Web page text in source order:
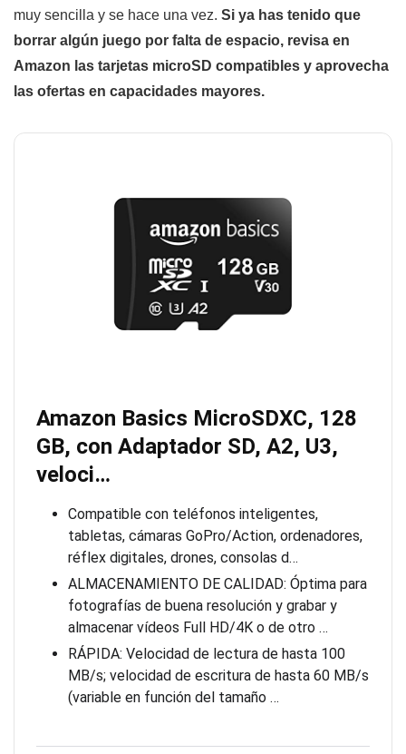
muy sencilla y se hace una vez. Si ya has tenido que
borrar algún juego por falta de espacio, revisa en
Amazon las tarjetas microSD compatibles y aprovecha
las ofertas en capacidades mayores.
Amazon Basics MicroSDXC, 128
GB, con Adaptador SD, A2, U3,
veloci…
Compatible con teléfonos inteligentes,
tabletas, cámaras GoPro/Action, ordenadores,
réflex digitales, drones, consolas d…
ALMACENAMIENTO DE CALIDAD: Óptima para
fotografías de buena resolución y grabar y
almacenar vídeos Full HD/4K o de otro …
RÁPIDA: Velocidad de lectura de hasta 100
MB/s; velocidad de escritura de hasta 60 MB/s
(variable en función del tamaño …